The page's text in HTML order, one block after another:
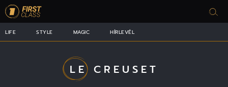
LIFE STYLE MAGIC HÍRLEVÉL
LE CREUSET